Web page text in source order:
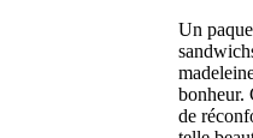
Un
bonheur.
de